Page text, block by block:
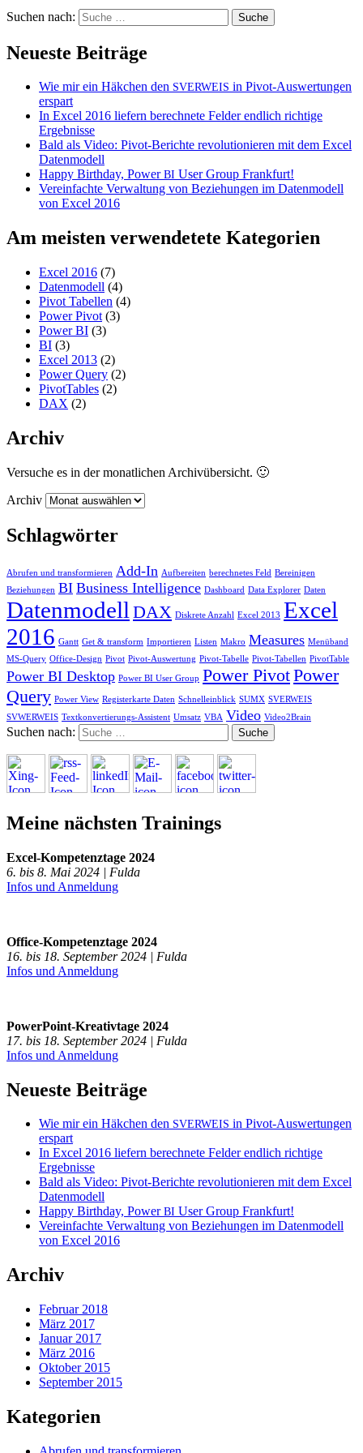
Suchen nach:
Neueste Beiträge
Wie mir ein Häkchen den SVERWEIS in Pivot-Auswertungen
erspart
In Excel 2016 liefern berechnete Felder endlich richtige
Ergebnisse
Bald als Video: Pivot-Berichte revolutionieren mit dem Excel
Datenmodell
Happy Birthday, PowerBI User Group Frankfurt!
Vereinfachte Verwaltung von Beziehungen im Datenmodell
von Excel 2016
Am meisten verwendetete Kategorien
Excel 2016 (7)
Datenmodell (4)
Pivot Tabellen (4)
Power Pivot (3)
Power BI (3)
BI (3)
Excel 2013 (2)
Power Query (2)
PivotTables (2)
DAX (2)
Archiv
Versuche es in der monatlichen Archivübersicht. 🙂
Archiv
Schlagwörter
Abrufen und transformieren Add-In Aufbereiten berechnetes Feld Bereinigen
Beziehungen BI Business Intelligence Dashboard Data Explorer Daten
Datenmodell DAX Diskrete Anzahl Excel 2013 Excel
2016 Gantt Get & transform Importieren Listen Makro Measures Menüband
MS-Query Office-Design Pivot Pivot-Auswertung Pivot-Tabelle Pivot-Tabellen PivotTable
Power BI Desktop Power BI User Group Power PivotPower
Query Power View Registerkarte Daten Schnelleinblick SUMX SVERWEIS
SVWERWEIS Textkonvertierungs-Assistent Umsatz VBA Video Video2Brain
Suchen nach:
Meine nächsten Trainings
Excel-Kompetenztage 2024
6. bis 8. Mai 2024 | Fulda
Infos und Anmeldung
Office-Kompetenztage 2024
16. bis 18. September 2024 | Fulda
Infos und Anmeldung
PowerPoint-Kreativtage 2024
17. bis 18. September 2024 | Fulda
Infos und Anmeldung
Neueste Beiträge
Wie mir ein Häkchen den SVERWEIS in Pivot-Auswertungen
erspart
In Excel 2016 liefern berechnete Felder endlich richtige
Ergebnisse
Bald als Video: Pivot-Berichte revolutionieren mit dem Excel
Datenmodell
Happy Birthday, PowerBI User Group Frankfurt!
Vereinfachte Verwaltung von Beziehungen im Datenmodell
von Excel 2016
Archiv
Februar 2018
März 2017
Januar 2017
März 2016
Oktober 2015
September 2015
Kategorien